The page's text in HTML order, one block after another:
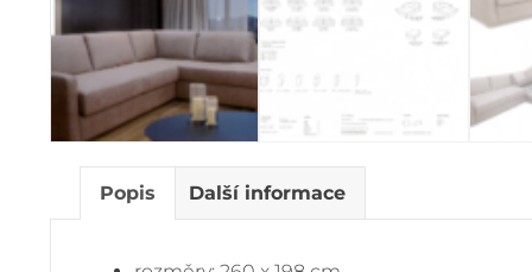
Popis Další informace